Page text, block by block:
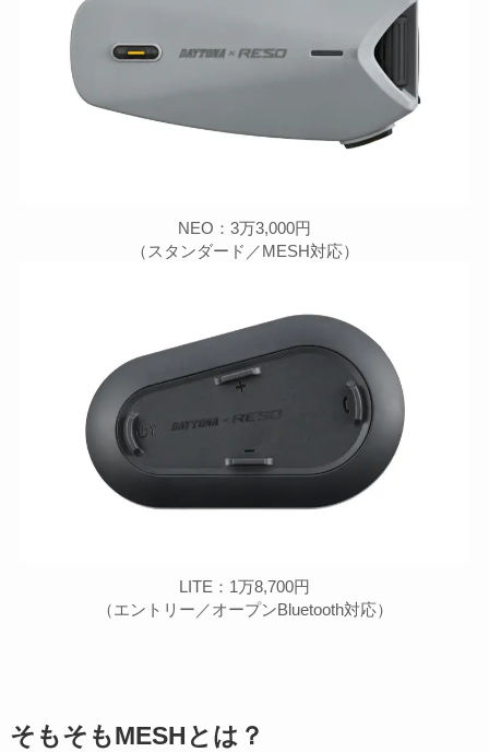
NEO：3万3,000円
（スタンダード／MESH対応）
LITE：1万8,700円
（エントリー／オープンBluetooth対応）
そもそもMESHとは？